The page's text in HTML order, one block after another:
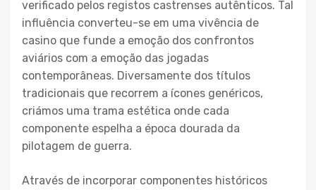
verificado pelos registos castrenses autênticos. Tal
influência converteu-se em uma vivência de
casino que funde a emoção dos confrontos
aviários com a emoção das jogadas
contemporâneas. Diversamente dos títulos
tradicionais que recorrem a ícones genéricos,
criámos uma trama estética onde cada
componente espelha a época dourada da
pilotagem de guerra.
Através de incorporar componentes históricos